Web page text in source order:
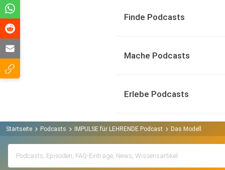
Finde Podcasts
Mache Podcasts
Erlebe Podcasts
Startseite Podcasts IMPULSE für LEHRENDE Podcast Das Modell des